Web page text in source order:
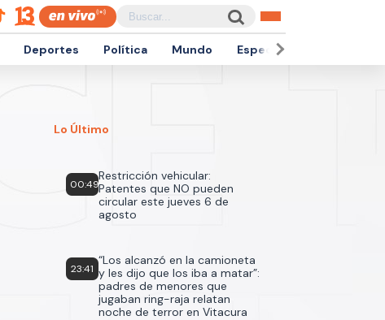
Deportes Política Mundo Espectáculos
Lo Último
00:49
Restricción vehicular:
Patentes que NO pueden
circular este jueves 6 de
agosto
23:41
“Los alcanzó en la camioneta
y les dijo que los iba a matar”:
padres de menores que
jugaban ring-raja relatan
noche de terror en Vitacura